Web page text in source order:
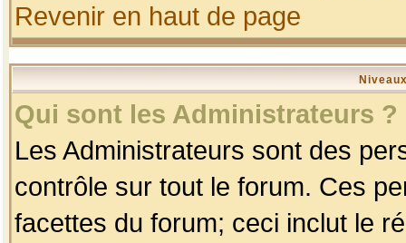
Revenir en haut de page
Qui sont les Administrateurs ?
Les Administrateurs sont des
contrôle sur tout le forum. Ces
facettes du forum; ceci inclut le